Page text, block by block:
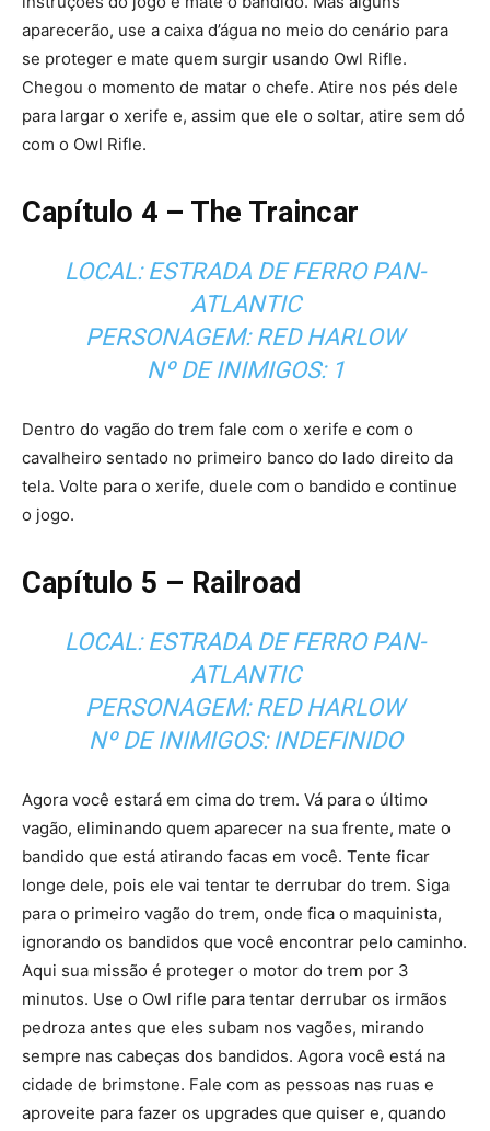
aparecerão, use a caixa d’água no meio do cenário para
se proteger e mate quem surgir usando Owl Rifle.
Chegou o momento de matar o chefe. Atire nos pés dele
para largar o xerife e, assim que ele o soltar, atire sem dó
com o Owl Rifle.
Capítulo 4 – The Traincar
LOCAL: ESTRADA DE FERRO PAN-
ATLANTIC
PERSONAGEM: RED HARLOW
Nº DE INIMIGOS: 1
Dentro do vagão do trem fale com o xerife e com o
cavalheiro sentado no primeiro banco do lado direito da
tela. Volte para o xerife, duele com o bandido e continue
o jogo.
Capítulo 5 – Railroad
LOCAL: ESTRADA DE FERRO PAN-
ATLANTIC
PERSONAGEM: RED HARLOW
Nº DE INIMIGOS: INDEFINIDO
Agora você estará em cima do trem. Vá para o último
vagão, eliminando quem aparecer na sua frente, mate o
bandido que está atirando facas em você. Tente ficar
longe dele, pois ele vai tentar te derrubar do trem. Siga
para o primeiro vagão do trem, onde fica o maquinista,
ignorando os bandidos que você encontrar pelo caminho.
Aqui sua missão é proteger o motor do trem por 3
minutos. Use o Owl rifle para tentar derrubar os irmãos
pedroza antes que eles subam nos vagões, mirando
sempre nas cabeças dos bandidos. Agora você está na
cidade de brimstone. Fale com as pessoas nas ruas e
aproveite para fazer os upgrades que quiser e, quando